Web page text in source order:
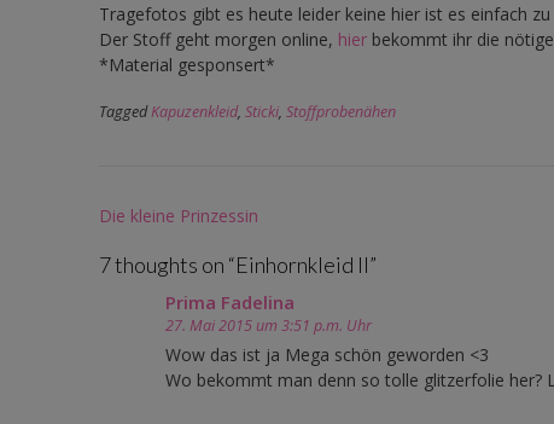
Tragefotos gibt es heute leider keine hier ist es einfach zu
Der Stoff geht morgen online, hier bekommt ihr die
*Material gesponsert*
TaggedKapuzenkleid, Sticki, Stoffprobenähen
Post
Die kleine Prinzessin
7 thoughts on “Einhornkleid II”
Prima Fadelina
27. Mai 2015 um 3:51 p.m. Uhr
Wow das ist ja Mega schön geworden <3
Wo bekommt man denn so tolle glitzerfolie her?